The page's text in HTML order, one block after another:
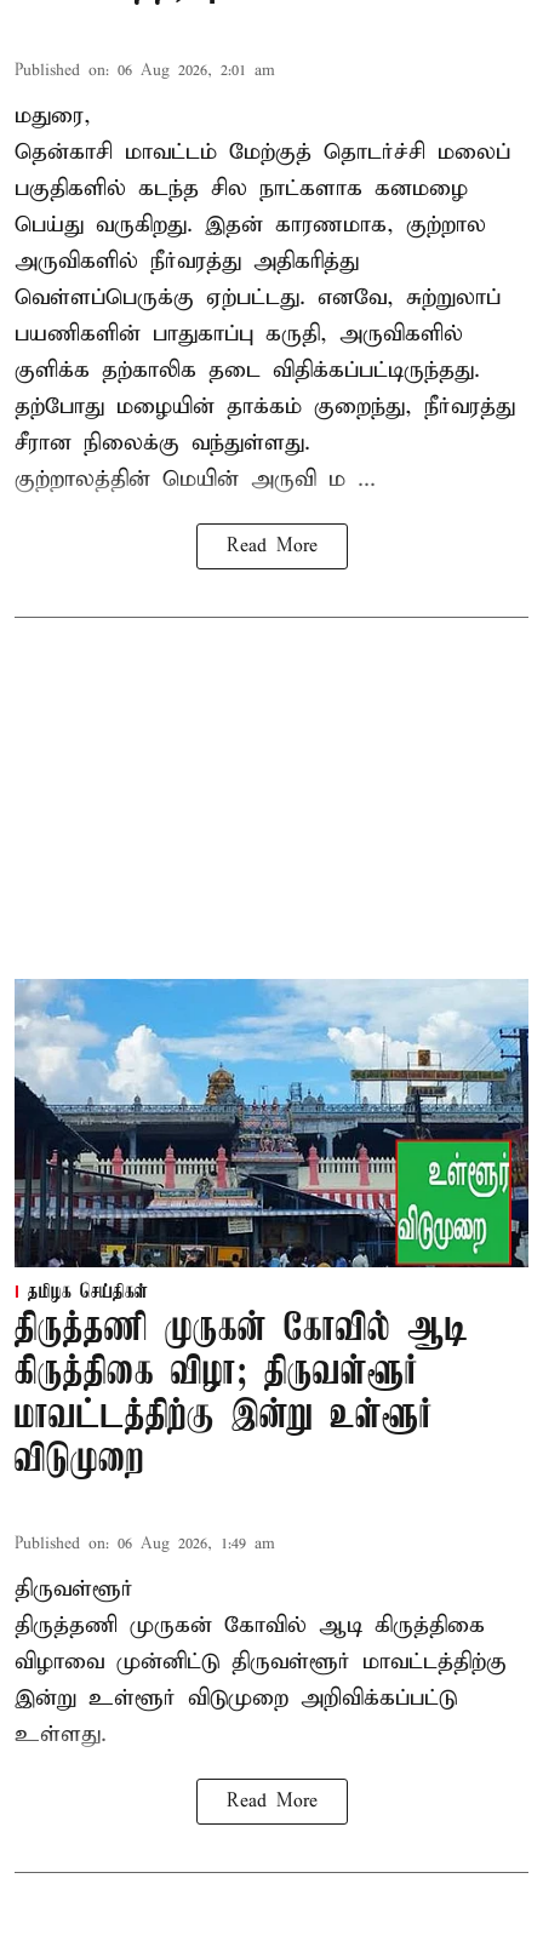
Published on: 06 Aug 2026, 2:01 am
மதுரை,
தென்காசி மாவட்டம் மேற்குத் தொடர்ச்சி மலைப்
பகுதிகளில் கடந்த சில நாட்களாக கனமழை
பெய்து வருகிறது. இதன் காரணமாக, குற்றால
அருவிகளில் நீர்வரத்து அதிகரித்து
வெள்ளப்பெருக்கு ஏற்பட்டது. எனவே, சுற்றுலாப்
பயணிகளின் பாதுகாப்பு கருதி, அருவிகளில்
குளிக்க தற்காலிக தடை விதிக்கப்பட்டிருந்தது.
தற்போது மழையின் தாக்கம் குறைந்து, நீர்வரத்து
சீரான நிலைக்கு வந்துள்ளது.
குற்றாலத்தின் மெயின் அருவி ம ...
Read More
தமிழக செய்திகள்
திருத்தணி முருகன் கோவில் ஆடி
கிருத்திகை விழா; திருவள்ளூர்
மாவட்டத்திற்கு இன்று உள்ளூர்
விடுமுறை
Published on: 06 Aug 2026, 1:49 am
திருவள்ளூர்
திருத்தணி முருகன் கோவில் ஆடி கிருத்திகை
விழாவை முன்னிட்டு திருவள்ளூர் மாவட்டத்திற்கு
இன்று உள்ளூர் விடுமுறை அறிவிக்கப்பட்டு
உள்ளது.
Read More